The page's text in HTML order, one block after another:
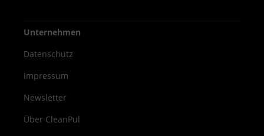
die ideale Lösung für hygienische
Händedesinfektion in allen professionellen
Unternehmen
Datenschutz
Impressum
Newsletter
Über CleanPul